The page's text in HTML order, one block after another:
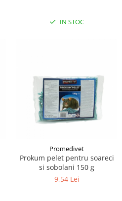
IN STOC
Promedivet
Prokum pelet pentru soareci
si sobolani 150 g
9,54 Lei